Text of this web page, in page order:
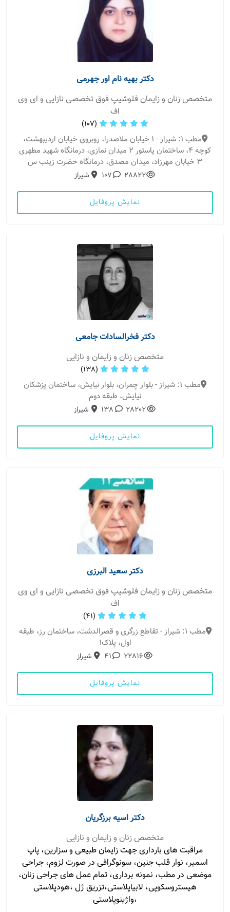
دکتر بهیه نام اور جهرمی
متخصص زنان و زایمان فلوشیپ فوق تخصصی نازایی و ای وی
اف
(107)
مطب 1: شیراز - 1 خیابان ملاصدرا، روبروی خیابان اردیبهشت،
کوچه 4، ساختمان پاستور 2 میدان نمازی، درمانگاه شهید مطهری
3 خیابان مهرزاد، میدان مصدق، درمانگاه حضرت زینب س
28822
107 شیراز
نمایش پروفایل
دکتر فخرالسادات جامعی
متخصص زنان و زایمان و نازایی
(138)
مطب 1: شیراز - بلوار چمران، بلوار نیایش، ساختمان پزشکان
نیایش، طبقه دوم
28202
138 شیراز
نمایش پروفایل
دکتر سعید البرزی
متخصص زنان و زایمان فلوشیپ فوق تخصصی نازایی و ای وی
اف
(41)
مطب 1: شیراز - تقاطع زرگری و قصرالدشت، ساختمان رز، طبقه
اول، پلاک1
22816
41 شیراز
نمایش پروفایل
دکتر اسیه برزگریان
متخصص زنان و زایمان و نازایی
مراقبت های بارداری جهت زایمان طبیعی و سزارین، پاپ
اسمیر، نوار قلب جنین، سونوگرافی در صورت لزوم، جراحی
موضعی در مطب، نمونه برداری، تمام عمل های جراحی زنان،
هیستروسکوپی، لابیاپلاستی،تزریق ژل ،هودپلاستی
،واژینوپلاستی